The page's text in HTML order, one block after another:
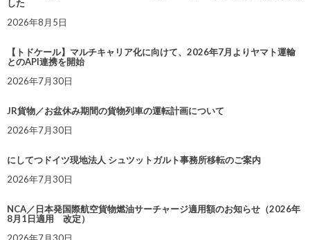
した
2026年8月5日
【トドケール】マルチキャリア化に向けて、2026年7月よりヤマト運輸
とのAPI連携を開始
2026年7月30日
JR貨物／お盆休み期間の貨物列車の運転計画について
2026年7月30日
にしてつドイツ現地法人 シュツットガルト事務所移転のご案内
2026年7月30日
NCA／日本発国際航空貨物燃油サーチャージ適用額のお知らせ（2026年
8月1日適用 改定）